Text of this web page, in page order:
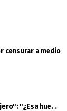
censurar a medio
"¿Esa hue...